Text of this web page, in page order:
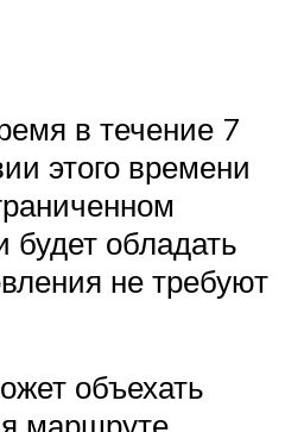
в течение 7
этого времени
будет обладать
не требуют
объехать